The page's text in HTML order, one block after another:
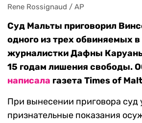
Rene Rossignaud / AP
Суд Мальты приговорил
одного из трех обвиняемых
журналистки Дафны
15 годам лишения свободы.
написала газета Times of
При вынесении приговора суд
признательные показания